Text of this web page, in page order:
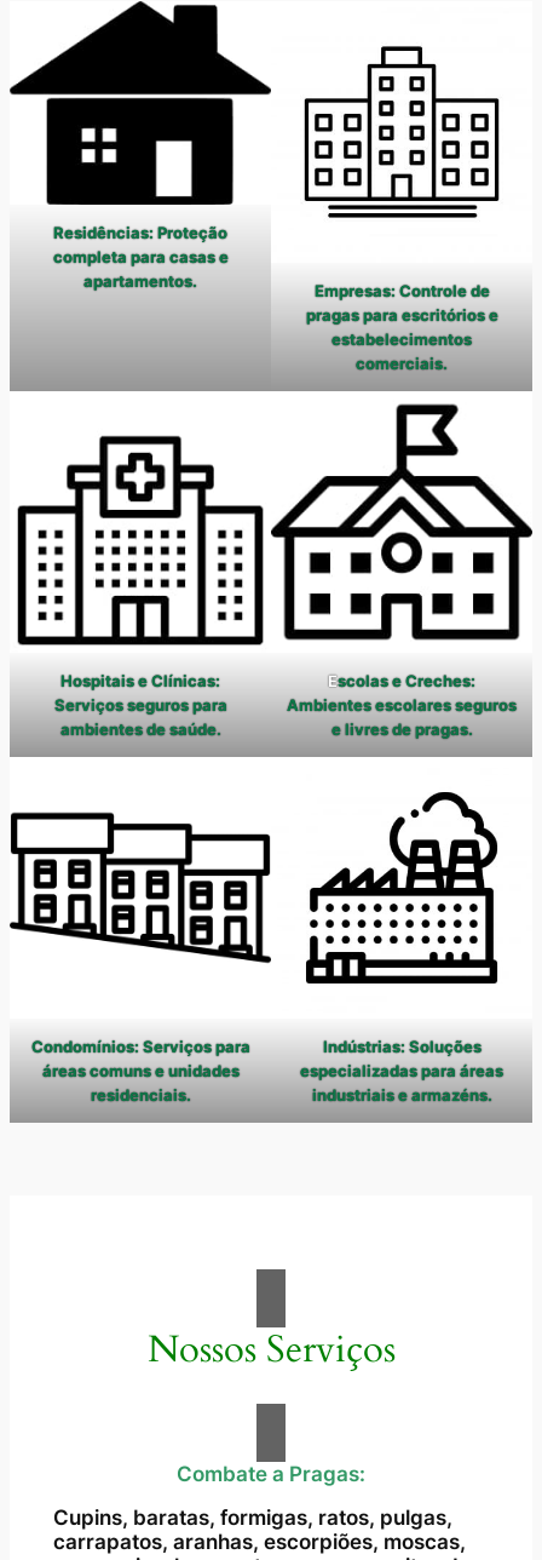
Residências: Proteção
completa para casas e
apartamentos.
Empresas: Controle de
pragas para escritórios e
estabelecimentos
comerciais.
Hospitais e Clínicas:
Serviços seguros para
ambientes de saúde.
Escolas e Creches:
Ambientes escolares seguros
e livres de pragas.
Condomínios: Serviços para
áreas comuns e unidades
residenciais.
Indústrias: Soluções
especializadas para áreas
industriais e armazéns.
Nossos Serviços
Combate a Pragas:
Cupins, baratas, formigas, ratos, pulgas,
carrapatos, aranhas, escorpiões, moscas,